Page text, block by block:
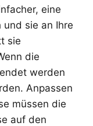
eine
und sie an Ihre
sie
die
werden
Anpassen
müssen die
auf den